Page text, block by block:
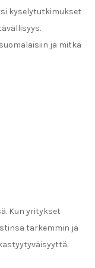
kyselytutkimukset
ja mitkä
Kun yritykset
tarkemmin ja